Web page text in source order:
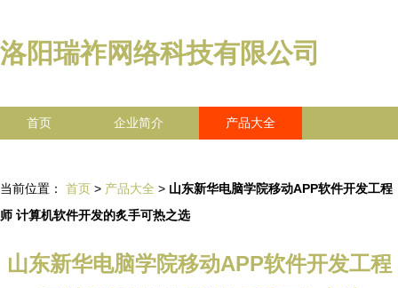
洛阳瑞祚网络科技有限公司
首页 企业简介 产品大全
当前位置： 首页 > 产品大全 > 山东新华电脑学院移动APP软件开发工程
师 计算机软件开发的炙手可热之选
山东新华电脑学院移动APP软件开发工程